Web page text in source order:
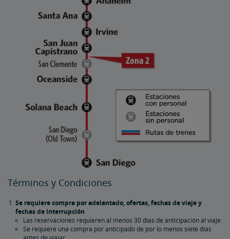
Términos y Condiciones